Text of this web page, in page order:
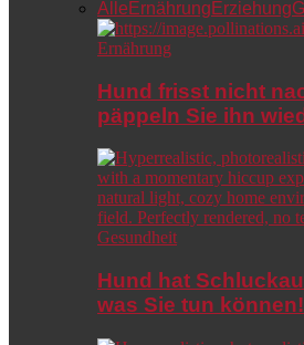
Alle Ernährung Erziehung
Ernährung
Hund frisst nicht
päppeln Sie ihn
Gesundheit
Hund hat
was Sie tun können!